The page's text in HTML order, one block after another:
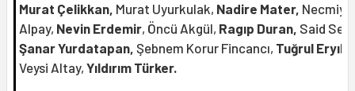
Murat Çelikkan, Murat Uyurkulak, Nadire Mater, Necmiye
Alpay, Nevin Erdemir, Öncü Akgül, Ragıp Duran, Said
Şanar Yurdatapan, Şebnem Korur Fincancı, Tuğrul
Veysi Altay, Yıldırım Türker.